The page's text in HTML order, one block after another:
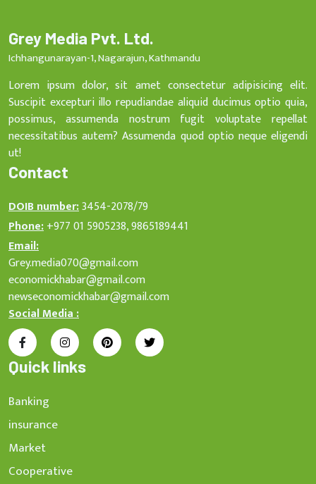
Grey Media Pvt. Ltd.
Ichhangunarayan-1, Nagarajun, Kathmandu
Lorem ipsum dolor, sit amet consectetur adipisicing elit.
Suscipit excepturi illo repudiandae aliquid ducimus optio quia,
possimus, assumenda nostrum fugit voluptate repellat
necessitatibus autem? Assumenda quod optio neque eligendi
ut!
Contact
DOIB number:3454-2078/79
Phone:+977 01 5905238, 9865189441
Email:
Grey.media070@gmail.com
economickhabar@gmail.com
newseconomickhabar@gmail.com
Social Media :
Quick links
Banking
insurance
Market
Cooperative